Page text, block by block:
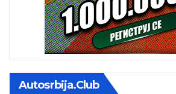
Autosrbija.club